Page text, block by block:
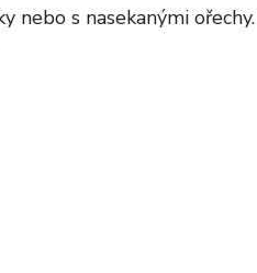
nebo s nasekanými